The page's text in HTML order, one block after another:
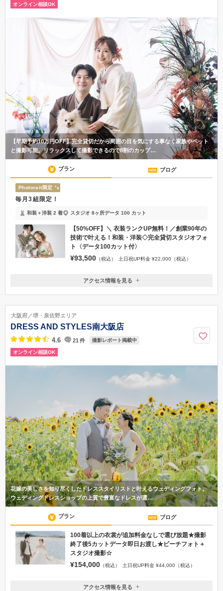
オンライン相談OK
【早期予約10万円OFF】完全貸切だから周囲の目を気にする事なく家族やペット
と撮影可能。リラックスして撮影できるので8割のカップ…
プラン ブログ
Photorait限定
毎月3組限定！
和装＋洋装 2 着 スタジオ 8ヶ所データ 100 カット
【50%OFF】＼ 衣装ランクUP無料！／創業90年の
技術で叶える！和装・洋装◇完全貸切スタジオフォ
ト〈データ100カット付〉
¥93,500 （税込） 土日祝UP料金 ¥22,000（税込）
大阪府大阪市西区靱本町1丁目１６−２０
（靭公園前交差点）を左手方向（西）へ200m（2つ目の交差点を越えた所
に中華料理屋があります）進み、本町アートスクエアというビルの3Fが阿
部写真館になります。
06-6445-5114
アクセス情報を見る
大阪府／堺・泉佐野エリア
DRESS AND STYLES南大阪店
4.6 21 件 撮影レポート掲載中
オンライン相談OK
花嫁の美しさを知り尽くしたドレススタイリストと叶えるウェディングフォト。
ウェディングドレスショップの上質で豊富なドレスが選…
プラン ブログ
100着以上の衣裳が追加料金なしで選び放題★撮影
終了後5カットデータ即日お渡し★ビーチフォト＋
スタジオ撮影☆
¥154,000 （税込） 土日祝UP料金 ¥44,000（税込）
アクセス情報を見る